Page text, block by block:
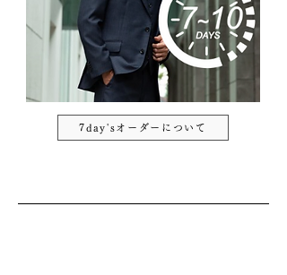
7day'sオーダーについて